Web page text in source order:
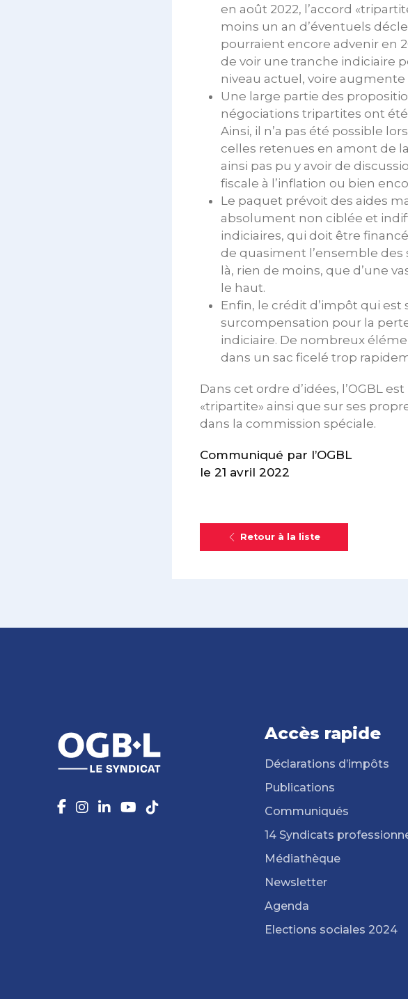
en août 2022, l’accord
moins un an d’éventuels
pourraient encore advenir en
de voir une tranche indiciaire
niveau actuel, voire
Une large partie des
négociations tripartites ont
Ainsi, il n’a pas été possible
celles retenues en amont de
ainsi pas pu y avoir de
fiscale à l’inflation ou bien
Le paquet prévoit des aides
absolument non ciblée et
indiciaires, qui doit être
de quasiment l’ensemble des
là, rien de moins, que d’une
le haut.
Enfin, le crédit d’impôt qui
surcompensation pour la
indiciaire. De nombreux
dans un sac ficelé trop
Dans cet ordre d’idées, l’OGBL
«tripartite» ainsi que sur ses
dans la commission spéciale.
Communiqué par l’OGBL
le 21 avril 2022
Retour à la liste
Accès rapide
Déclarations d’impôts
Publications
Communiqués
14 Syndicats
Médiathèque
Newsletter
Agenda
Elections sociales 2024